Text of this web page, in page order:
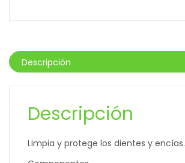
Descripción
Descripción
Limpia y protege los dientes y encías.